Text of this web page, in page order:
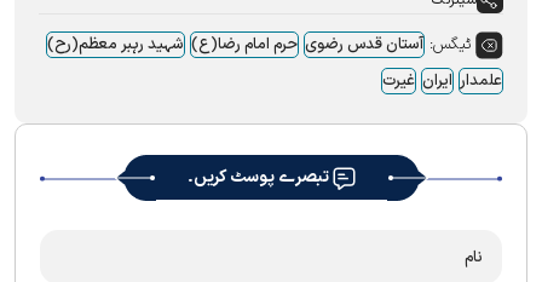
ٹیگس: آستان قدس رضوی حرم امام رضا(ع) شہید رہبر معظم(رح)
علمدار ایران غیرت
تبصرے پوسٹ کریں۔